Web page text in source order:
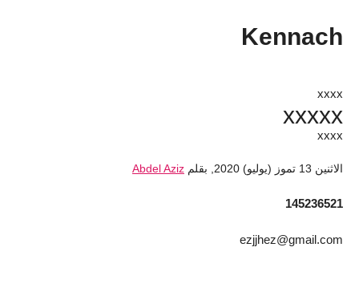
Kennach
xxxx
xxxxx
xxxx
الاثنين 13 تموز (يوليو) 2020 بقلم Abdel Aziz
145236521
ezjjhez@gmail.com